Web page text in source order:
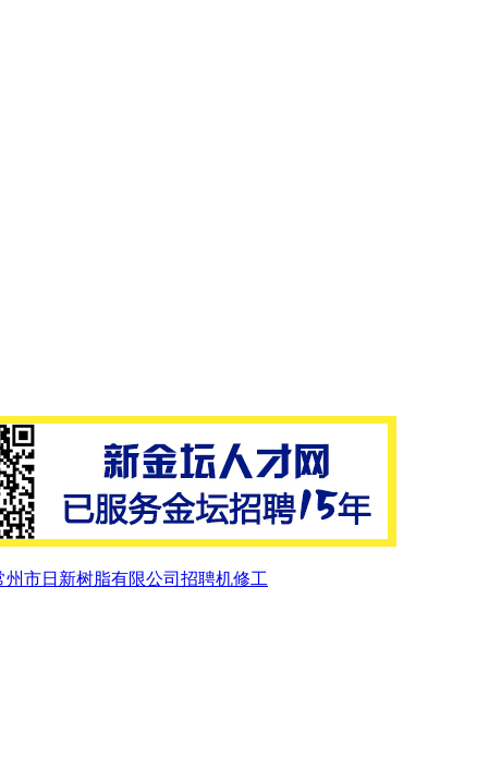
州市日新树脂有限公司招聘机修工